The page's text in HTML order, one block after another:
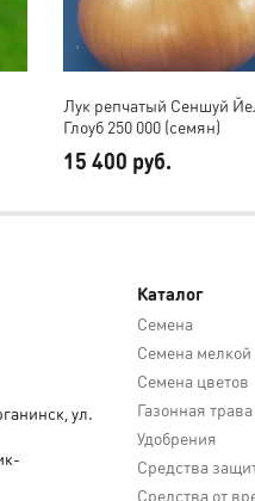
Лук репчатый Сеншуй
Глоуб 250 000 (семян)
15 400 руб.
Каталог
Семена
Семена
Семена цветов
Газонная
Удобрения
Средства
Средства от
ул.